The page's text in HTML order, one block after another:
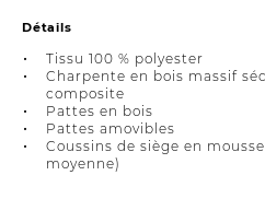
Détails
Tissu 100 % polyester
Charpente en bois massif
composite
Pattes en bois
Pattes amovibles
Coussins de siège en
moyenne)